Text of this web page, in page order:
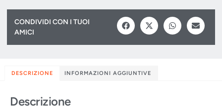
CONDIVIDI CON I TUOI
AMICI
DESCRIZIONE INFORMAZIONI AGGIUNTIVE
Descrizione